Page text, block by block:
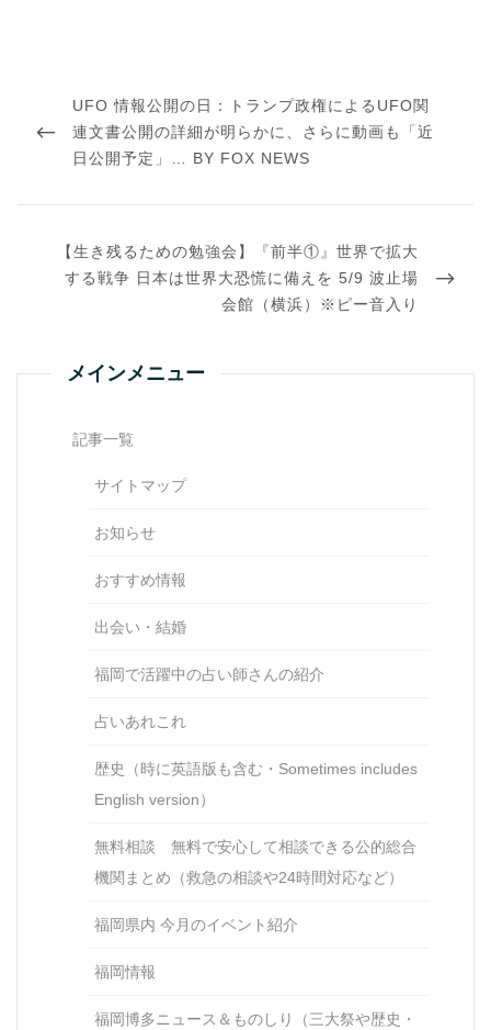
ョ
PREVIOUS
POST
UFO 情報公開の日：トランプ政権によるUFO関
連文書公開の詳細が明らかに、さらに動画も「近
日公開予定」… BY FOX NEWS
NEXT
POST
【生き残るための勉強会】『前半①』世界で拡大
する戦争 日本は世界大恐慌に備えを 5/9 波止場
会館（横浜）※ピー音入り
メインメニュー
記事一覧
サイトマップ
お知らせ
おすすめ情報
出会い・結婚
福岡で活躍中の占い師さんの紹介
占いあれこれ
歴史（時に英語版も含む・Sometimes includes
English version）
無料相談 無料で安心して相談できる公的総合
機関まとめ（救急の相談や24時間対応など）
福岡県内 今月のイベント紹介
福岡情報
福岡博多ニュース＆ものしり（三大祭や歴史・